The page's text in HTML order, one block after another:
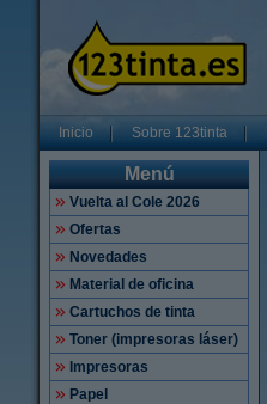
Inicio Sobre 123tinta
Menú
Vuelta al Cole 2026
Ofertas
Novedades
Material de oficina
Cartuchos de tinta
Toner (impresoras láser)
Impresoras
Papel